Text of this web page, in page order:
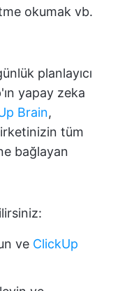
okumak vb.
planlayıcı
yapay zeka
Brain,
tüm
bağlayan
ve ClickUp